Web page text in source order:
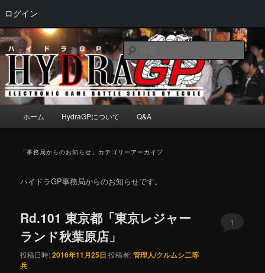
ログイン
メ
イ
ン
ン
テ
ン
サ
ブ
コ
テ
ン
ツ
HydraGP
Electronic game battle series by ECOLE
検
索
ホーム HydraGPについて Q&A
「事務局からのお知らせ 」カテゴリーアーカイブ
ハイドラGP事務局からのお知らせです。
Rd.101 東京都「東京レジャー
ランド秋葉原店」
投稿日時:2016年11月25日 投稿者:管理人/クルムシ二等
兵
1